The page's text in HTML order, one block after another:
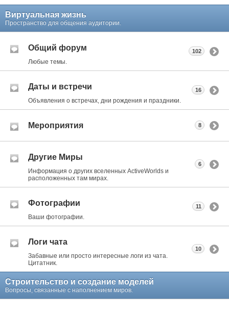
Виртуальная жизнь
Пространство для общения аудитории.
Общий форум
Любые темы.
102
Даты и встречи
Объявления о встречах, дни рождения и праздники.
16
Мероприятия 8
Другие Миры
Информация о других вселенных ActiveWorlds и
расположенных там мирах.
6
Фотографии
Ваши фотографии.
11
Логи чата
Забавные или просто интересные логи из чата.
Цитатник.
10
Строительство и создание моделей
Вопросы, связанные с наполнением миров.